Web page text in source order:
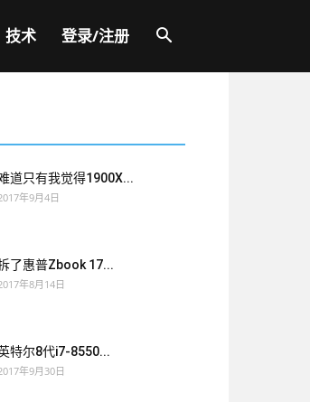
技术 登录/注册
道只有我觉得1900X...
年9月4日
了惠普Zbook 17...
年8月14日
特尔8代i7-8550...
年9月30日